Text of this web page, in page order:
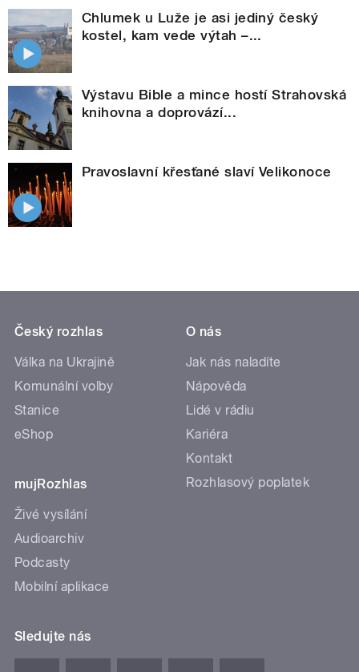
Chlumek u Luže je asi jediný český
kostel, kam vede výtah –...
Výstavu Bible a mince hostí Strahovská
knihovna a doprovází...
Pravoslavní křesťané slaví Velikonoce
Český rozhlas
Válka na Ukrajině
Komunální volby
Stanice
eShop
mujRozhlas
Živé vysílání
Audioarchiv
Podcasty
Mobilní aplikace
O nás
Jak nás naladíte
Nápověda
Lidé v rádiu
Kariéra
Kontakt
Rozhlasový poplatek
Sledujte nás